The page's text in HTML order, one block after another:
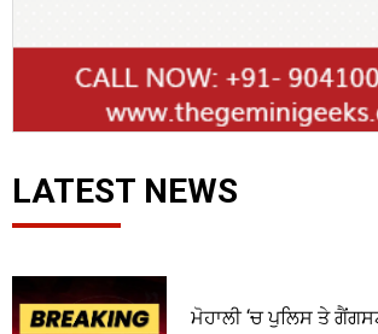
LATEST NEWS
ਮੋਹਾਲੀ ‘ਚ ਪੁਲਿਸ ਤੇ